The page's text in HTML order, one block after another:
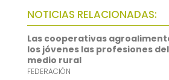
b
o
o
k
t
t
e
r
a
i
l
h
a
t
s
L
i
n
k
NOTICIAS RELACIONADAS:
Las cooperativas
los jóvenes las profesiones
medio rural
FEDERACIÓN